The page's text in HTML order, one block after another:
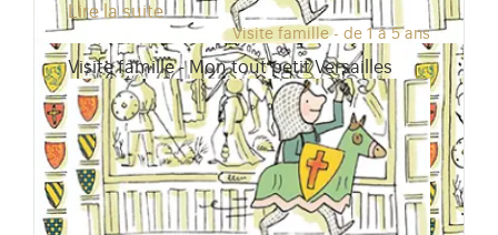
Lire la suite
Visite famille - de 1 à 5 ans
Visite famille - Mon tout petit Versailles